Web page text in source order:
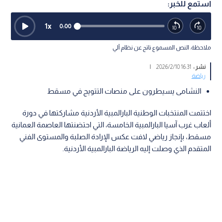
استمع للخبر:
0:00
1x
ملاحظة: النص المسموع ناتج عن نظام آلي
نشر : 16:31 2026/2/10
|
رياضة
النشامى يسيطرون على منصات التتويج في مسقط
اختتمت المنتخبات الوطنية البارالمبية الأردنية مشاركتها في دورة
ألعاب غرب آسيا البارالمبية الخامسة، التي احتضنتها العاصمة العمانية
مسقط، بإنجاز رياضي لافت عكس الإرادة الصلبة والمستوى الفني
المتقدم الذي وصلت إليه الرياضة البارالمبية الأردنية.